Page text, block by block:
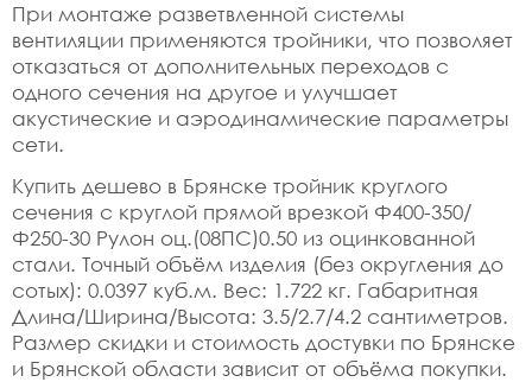
При монтаже разветвленной системы
вентиляции применяются тройники, что позволяет
отказаться от дополнительных переходов с
одного сечения на другое и улучшает
акустические и аэродинамические параметры
сети.
Купить дешево в Брянске тройник круглого
сечения с круглой прямой врезкой Ф400-350/
Ф250-30 Рулон оц.(08ПС)0.50 из оцинкованной
стали. Точный объём изделия (без округления до
сотых): 0.0397 куб.м. Вес: 1.722 кг. Габаритная
Длина/Ширина/Высота: 3.5/2.7/4.2 сантиметров.
Размер скидки и стоимость достувки по Брянске
и Брянской области зависит от объёма покупки.